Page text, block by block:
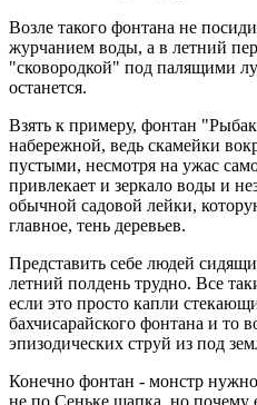
Возле такого фонтана не
журчанием воды, а в летний
"сковородкой" под палящими
останется.
Взять к примеру, фонтан
набережной, ведь скамейки
пустыми, несмотря на ужас
привлекает и зеркало воды и
обычной садовой лейки,
главное, тень деревьев.
Представить себе людей
летний полдень трудно. Все
если это просто капли
бахчисарайского фонтана и то
эпизодических струй из под
Конечно фонтан - монстр
не по Сеньке шапка, но почему